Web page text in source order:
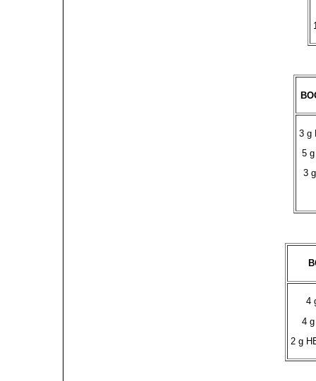
3 g
5
3
4
4
2 g